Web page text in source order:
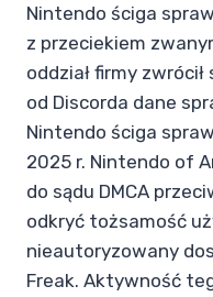
Nintendo ściga
z przeciekiem
oddział firmy
od Discorda dane
Nintendo ściga
2025 r. Nintendo of
do sądu DMCA
odkryć tożsamość
nieautoryzowany
Freak. Aktywność